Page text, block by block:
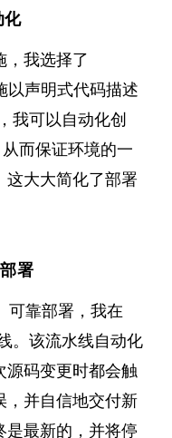
化
，我选择了
声明式代码描述
我可以自动化创
而保证环境的一
这大大简化了部署
署
可靠部署，我在
。该流水线自动化
源码变更时都会触
，并自信地交付新
是最新的，并将停